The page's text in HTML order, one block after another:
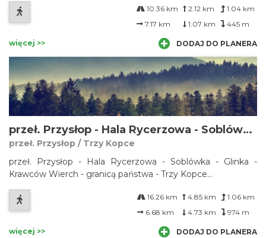
10.36 km 2.12 km
1.04 km
7.17 km
1.07 km 445 m
więcej >> DODAJ DO PLANERA
przeł. Przysłop - Hala Rycerzowa - Soblówka - Glinka - Krawców Wierch - granicą państwa - Trzy Kopce
przeł. Przysłop / Trzy Kopce
przeł. Przysłop - Hala Rycerzowa - Soblówka - Glinka -
Krawców Wierch - granicą państwa - Trzy Kopce...
16.26 km 4.85 km
1.06 km
6.68 km
4.73 km 974 m
więcej >> DODAJ DO PLANERA